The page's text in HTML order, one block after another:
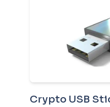
Crypto USB